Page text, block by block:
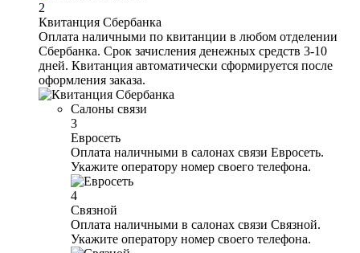
2
Квитанция Сбербанка
Оплата наличными по квитанции в любом отделении
Сбербанка. Срок зачисления денежных средств 3-10
дней. Квитанция автоматически сформируется после
оформления заказа.
Салоны связи
3
Евросеть
Оплата наличными в салонах связи Евросеть.
Укажите оператору номер своего телефона.
4
Связной
Оплата наличными в салонах связи Связной.
Укажите оператору номер своего телефона.